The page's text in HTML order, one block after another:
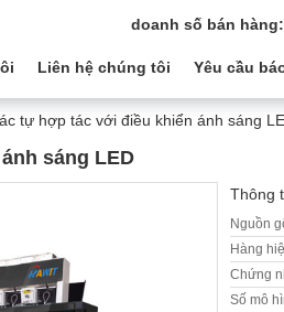
doanh số bán hàng:
Liên hệ chúng tôi Yêu cầu
tự hợp tác với điều khiển ánh sáng
sáng LED
Thông
Nguồn
Hàng
Chứng
Số mô